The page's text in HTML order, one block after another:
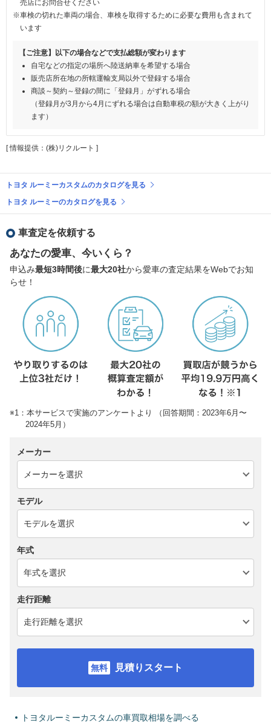
売店にお問合せください
※車検の切れた車両の場合、車検を取得するために必要な費用も含まれて
います
【ご注意】以下の場合などで支払総額が変わります
自宅などの指定の場所へ陸送納車を希望する場合
販売店所在地の所轄運輸支局以外で登録する場合
商談～契約～登録の間に「登録月」がずれる場合
（登録月が3月から4月にずれる場合は自動車税の額が大きく上がり
ます）
[ 情報提供：(株)リクルート ]
トヨタ ルーミーカスタムのカタログを見る
トヨタ ルーミーのカタログを見る
車査定を依頼する
あなたの愛車、今いくら？
申込み最短3時間後に最大20社から愛車の査定結果をWebでお知
らせ！
※1：本サービスで実施のアンケートより （回答期間：2023年6月〜
2024年5月）
メーカー
モデル
年式
走行距離
見積りスタート
トヨタルーミーカスタムの車買取相場を調べる